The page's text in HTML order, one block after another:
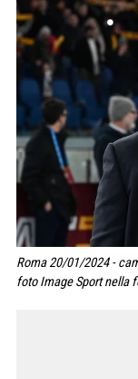
Roma 20/01/2024 -
foto Image Sport nella